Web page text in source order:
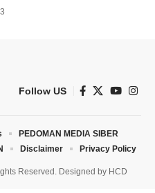
Follow US
Reserved. Designed by HCD
PEDOMAN MEDIA SIBER
Disclaimer Privacy Policy